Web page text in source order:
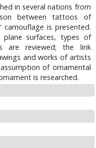
in several nations from
between tattoos of
camouflage is presented.
surfaces, types of
are reviewed; the link
and works of artists
of ornamental
is researched.